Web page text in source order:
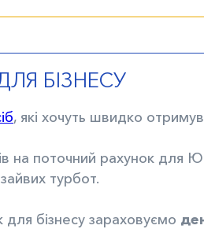
БІЗНЕСУ
, які хочуть швидко
на поточний рахунок
турбот.
бізнесу зараховуємо